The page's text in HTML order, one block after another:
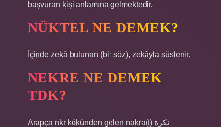
başvuran kişi anlamına gelmektedir.
NÜKTEL NE DEMEK?
İçinde zekâ bulunan (bir söz), zekâyla süslenir.
NEKRE NE DEMEK
TDK?
Arapça nkr kökünden gelen nakra(t) نكرة